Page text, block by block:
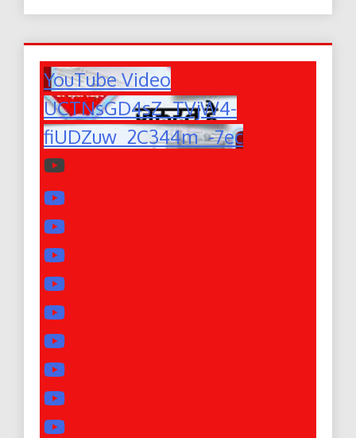
YouTube Video
UCTNsGD4sZ_TVjW4-
fiUDZuw_2C344m_-7ec